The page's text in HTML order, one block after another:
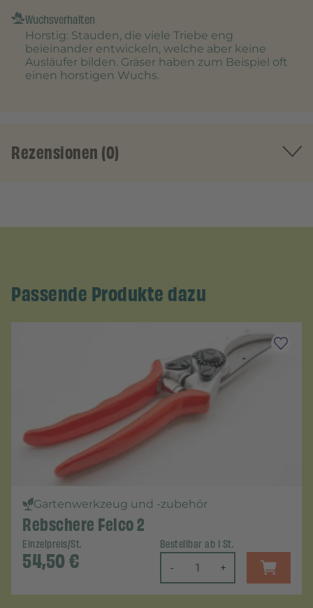
Wuchsverhalten
Horstig: Stauden, die viele Triebe eng
beieinander entwickeln, welche aber keine
Ausläufer bilden. Gräser haben zum Beispiel oft
einen horstigen Wuchs.
Rezensionen (0)
Passende Produkte dazu
Gartenwerkzeug und -zubehör
Rebschere Felco 2
Einzelpreis/St.
54,50€
Bestellbar ab 1 St.
- +